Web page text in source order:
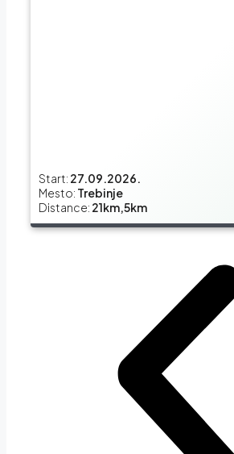
Start: 27.09.2026.
Mesto: Trebinje
Distance: 21km,5km